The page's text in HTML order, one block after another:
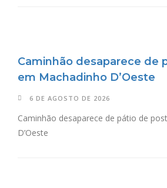
Caminhão desaparece de
em Machadinho D’Oeste
6 DE AGOSTO DE 2026
Caminhão desaparece de pátio de
D’Oeste